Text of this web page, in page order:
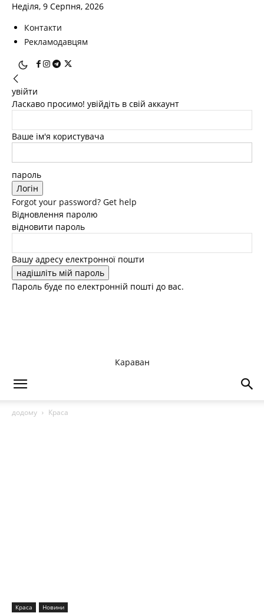
Неділя, 9 Серпня, 2026
Контакти
Рекламодавцям
увійти
Ласкаво просимо! увійдіть в свій аккаунт
Ваше ім'я користувача
пароль
Forgot your password? Get help
Відновлення паролю
відновити пароль
Вашу адресу електронної пошти
Пароль буде по електронній пошті до вас.
Караван
додому Краса
Краса Новини